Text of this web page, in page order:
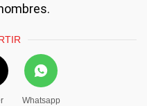
Whatsapp